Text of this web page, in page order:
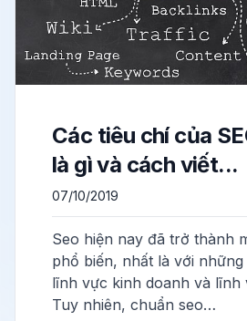
Các tiêu chí của
là gì và cách viết...
07/10/2019
Seo hiện nay đã trở thành
phổ biến, nhất là với
lĩnh vực kinh doanh và lĩnh
Tuy nhiên, chuẩn seo…